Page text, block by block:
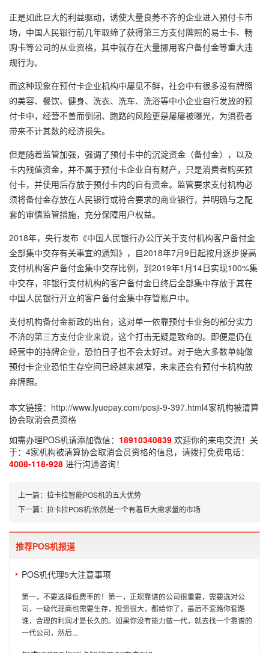
正是如此巨大的利益驱动，诱使大量良莠不齐的企业进入预付卡市
场，中国人民银行前几年取缔了获得第三方支付牌照的易士卡、畅
购卡等公司的从业资格，其中就存在大量挪用客户备付金等重大违
规行为。
而这种现象在预付卡企业机构中屡见不鲜，社会中有很多没有牌照
的美容、餐饮、健身、洗衣、洗车、洗浴等中小企业自行发放的预
付卡中，经营不善而倒闭、跑路的风险更是屡屡被曝光，为消费者
带来不计其数的经济损失。
但是随着监管加强，强调了预付卡中的沉淀资金（备付金），以及
卡内残值资金，并不属于预付卡企业自有财产，只是消费者购买预
付卡，并使用后存放于预付卡内的自有资金。监管要求支付机构必
须将备付金存放在人民银行或符合要求的商业银行，并明确与之配
套的审慎监管措施，充分保障用户权益。
2018年，央行发布《中国人民银行办公厅关于支付机构客户备付金
全部集中交存有关事宜的通知》，自2018年7月9日起按月逐步提高
支付机构客户备付金集中交存比例，到2019年1月14日实现100%集
中交存，非银行支付机构的客户备付金日终后全部集中存放于其在
中国人民银行开立的客户备付金集中存管账户中。
支付机构备付金新政的出台，这对单一依靠预付卡业务的部分实力
不济的第三方支付企业来说，这个打击无疑是致命的。即便是仍在
经营中的持牌企业，恐怕日子也不会太好过。对于绝大多数单纯做
预付卡企业恐怕生存空间已经越来越窄，未来还会有预付卡机构放
弃牌照。
本文链接： http://www.lyuepay.com/posji-9-397.html4家机构被清算
协会取消会员资格
如需办理POS机请添加微信： 18910340839 欢迎你的来电交流！关
于： 4家机构被清算协会取消会员资格的信息，请拨打免费电话：
4008-118-928 进行沟通咨询！
上一篇： 拉卡拉智能POS机的五大优势
下一篇： 拉卡拉POS机:依然是一个有着巨大需求量的市场
推荐POS机报道
POS机代理5大注意事项
第一，不要选择低费率的！第一，正规靠谱的公司很重要，需要选对公
司，一级代理商也需要生存，投资很大，都给你了，最后不套路你套路
谁，合理的利润才是长久的。如果你没有能力做一代，就去找一个靠谱的
一代公司，然后...